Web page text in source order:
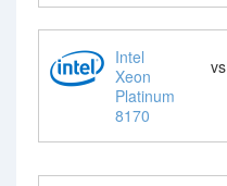
Intel
Xeon
Platinum
8170
vs